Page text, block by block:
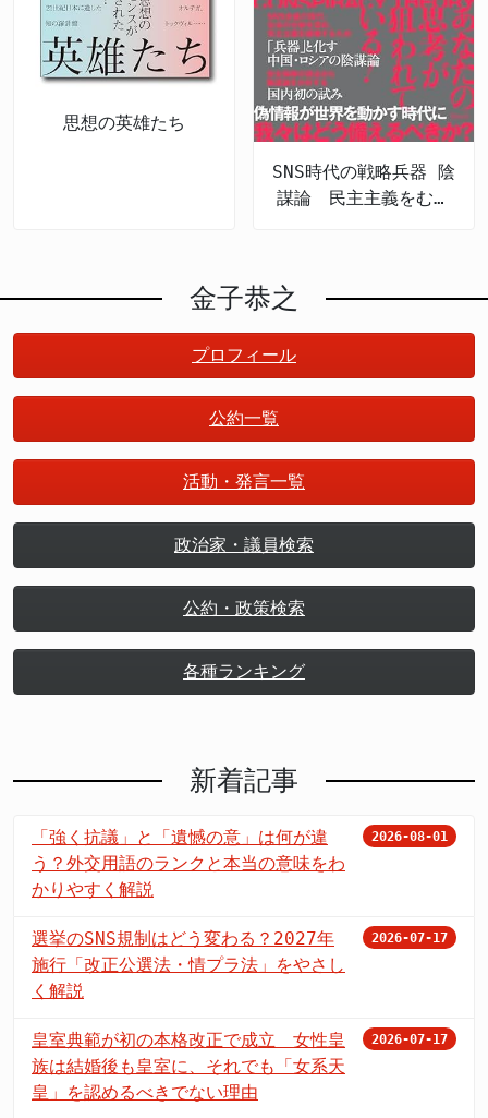
思想の英雄たち
SNS時代の戦略兵器 陰
謀論 民主主義をむし
金子恭之
プロフィール
公約一覧
活動・発言一覧
政治家・議員検索
公約・政策検索
各種ランキング
新着記事
「強く抗議」と「遺憾の意」は何が違
う？外交用語のランクと本当の意味をわ
かりやすく解説
2026-08-01
選挙のSNS規制はどう変わる？2027年
施行「改正公選法・情プラ法」をやさし
く解説
2026-07-17
皇室典範が初の本格改正で成立 女性皇
族は結婚後も皇室に、それでも「女系天
皇」を認めるべきでない理由
2026-07-17